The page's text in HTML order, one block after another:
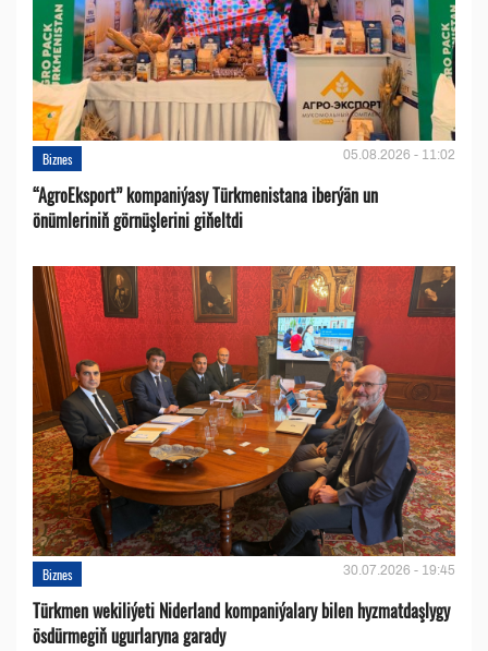
Biznes 05.08.2026 - 11:02
“AgroEksport” kompaniýasy Türkmenistana iberýän un
önümleriniň görnüşlerini giňeltdi
Biznes 30.07.2026 - 19:45
Türkmen wekiliýeti Niderland kompaniýalary bilen hyzmatdaşlygy
ösdürmegiň ugurlaryna garady